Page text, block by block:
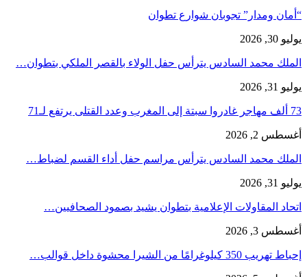
“أمان ومدار” تجوبان شوارع تطوان
يوليو 30, 2026
الملك محمد السادس يترأس حفل الولاء بالقصر الملكي بتطوان…
يوليو 31, 2026
73 ألف مهاجر غادروا سبتة إلى المغرب وعدد القتلى يرتفع لـ71
أغسطس 2, 2026
الملك محمد السادس يترأس مراسم حفل أداء القسم لضباط…
يوليو 31, 2026
اتحاد المقاولات الإعلامية بتطوان يشيد بصمود الصحافيين…
أغسطس 3, 2026
إحباط تهريب 350 كيلوغرامًا من الشيرا محشوة داخل قوالب…